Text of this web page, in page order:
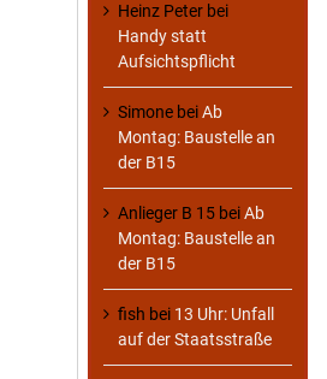
Heinz Peter bei
Handy statt
Aufsichtspflicht
Simone beiAb
Montag: Baustelle an
der B15
Anlieger B 15 beiAb
Montag: Baustelle an
der B15
fish bei 13 Uhr: Unfall
auf der Staatsstraße